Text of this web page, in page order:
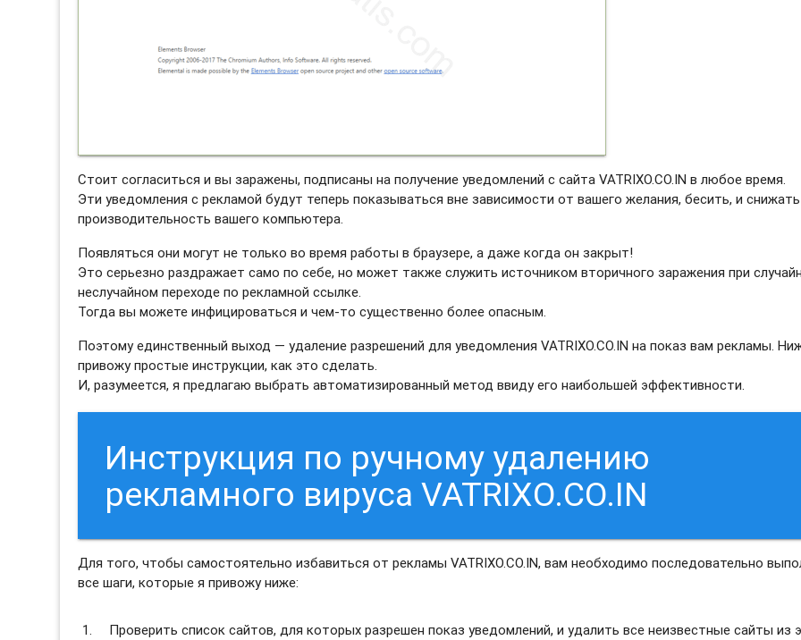
Стоит согласиться и вы заражены, подписаны на получение уведомлений с сайта VATRIXO.CO.IN в любое время.
Эти уведомления с рекламой будут теперь показываться вне зависимости от вашего желания, бесить, и снижать
производительность вашего компьютера.
Появляться они могут не только во время работы в браузере, а даже когда он закрыт!
Это серьезно раздражает само по себе, но может также служить источником вторичного заражения при
неслучайном переходе по рекламной ссылке.
Тогда вы можете инфицироваться и чем-то существенно более опасным.
Поэтому единственный выход — удаление разрешений для уведомления VATRIXO.CO.IN на показ вам рекламы.
привожу простые инструкции, как это сделать.
И, разумеется, я предлагаю выбрать автоматизированный метод ввиду его наибольшей эффективности.
Инструкция по ручному удалению
рекламного вируса VATRIXO.CO.IN
Для того, чтобы самостоятельно избавиться от рекламы VATRIXO.CO.IN, вам необходимо последовательно
все шаги, которые я привожу ниже:
Проверить список сайтов, для которых разрешен показ уведомлений, и удалить все неизвестные сайты из